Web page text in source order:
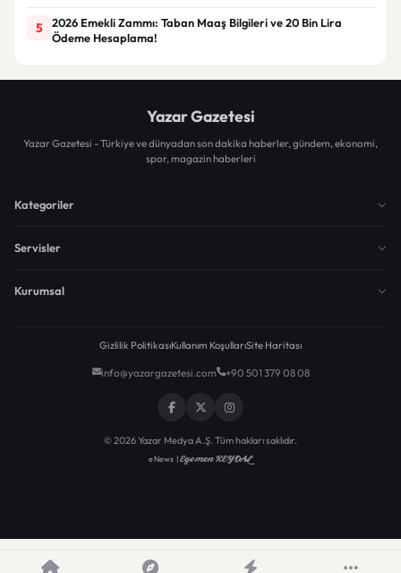
5
2026 Emekli Zammı: Taban Maaş Bilgileri ve 20 Bin Lira
Ödeme Hesaplama!
Yazar Gazetesi
Yazar Gazetesi - Türkiye ve dünyadan son dakika haberler, gündem, ekonomi,
spor, magazin haberleri
Kategoriler
Servisler
Kurumsal
Gizlilik PolitikasıKullanım KoşullarıSite Haritası
info@yazargazetesi.com +90 501 379 08 08
© 2026 Yazar Medya A.Ş. Tüm hakları saklıdır.
eNews |Egemen KEYDAL